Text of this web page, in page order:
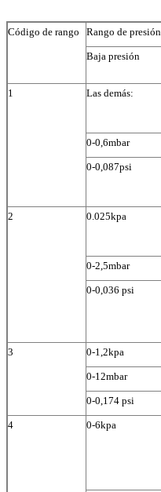
Código de rango Rango de presión
Baja presión
1 Las demás:
0-0,6mbar
0-0,087psi
2 0.025kpa
0-2,5mbar
0-0,036 psi
3 0-1,2kpa
0-12mbar
0-0,174 psi
4 0-6kpa